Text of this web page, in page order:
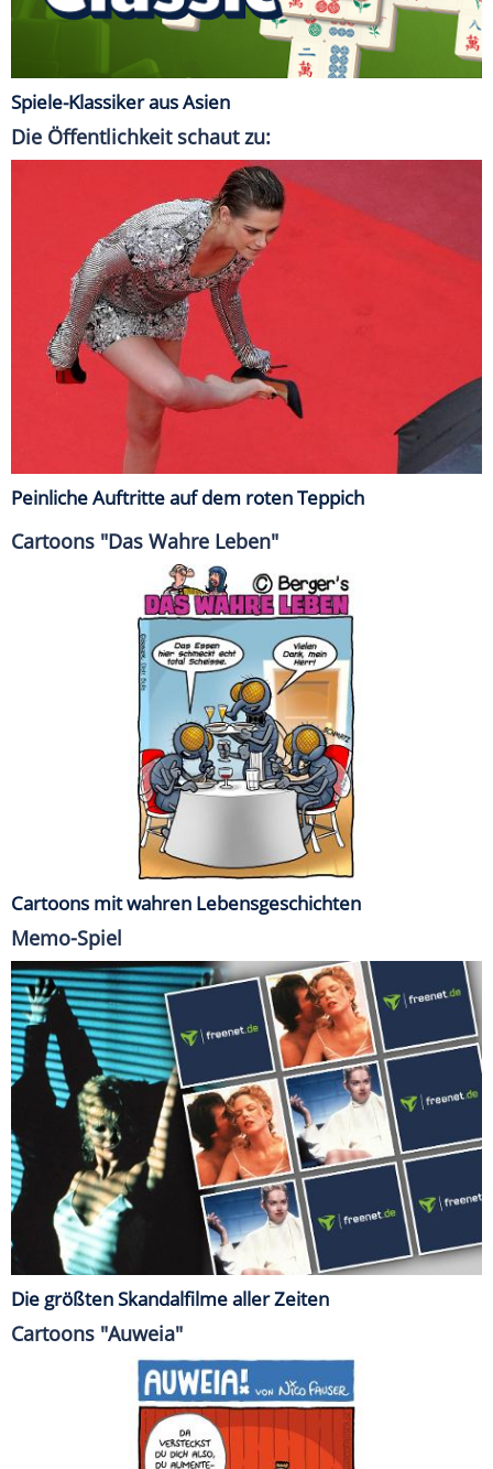
Spiele-Klassiker aus Asien
Die Öffentlichkeit schaut zu:
Peinliche Auftritte auf dem roten Teppich
Cartoons "Das Wahre Leben"
Cartoons mit wahren Lebensgeschichten
Memo-Spiel
Die größten Skandalfilme aller Zeiten
Cartoons "Auweia"